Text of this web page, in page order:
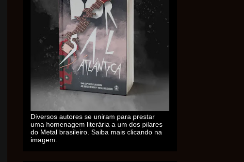
Diversos autores se uniram para prestar
uma homenagem literária a um dos pilares
do Metal brasileiro. Saiba mais clicando na
imagem.